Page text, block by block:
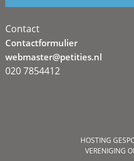
Contact
Contactformulier
webmaster@petities.nl
020 7854412
HOSTING
VERENIGING